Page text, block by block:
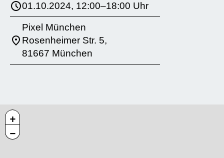
01.10.2024, 12:00–18:00 Uhr
Pixel München
Rosenheimer Str. 5,
81667 München
+
−